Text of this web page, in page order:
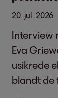
20. jul. 2026
Interview
Eva
usikrede
blandt de